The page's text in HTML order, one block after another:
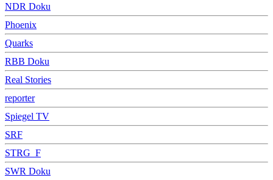
NDR Doku
Phoenix
Quarks
RBB Doku
Real Stories
reporter
Spiegel TV
SRF
STRG_F
SWR Doku